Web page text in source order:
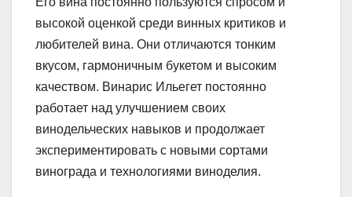
высокой оценкой среди винных критиков и
любителей вина. Они отличаются тонким
вкусом, гармоничным букетом и высоким
качеством. Винарис Ильегет постоянно
работает над улучшением своих
винодельческих навыков и продолжает
экспериментировать с новыми сортами
винограда и технологиями виноделия.